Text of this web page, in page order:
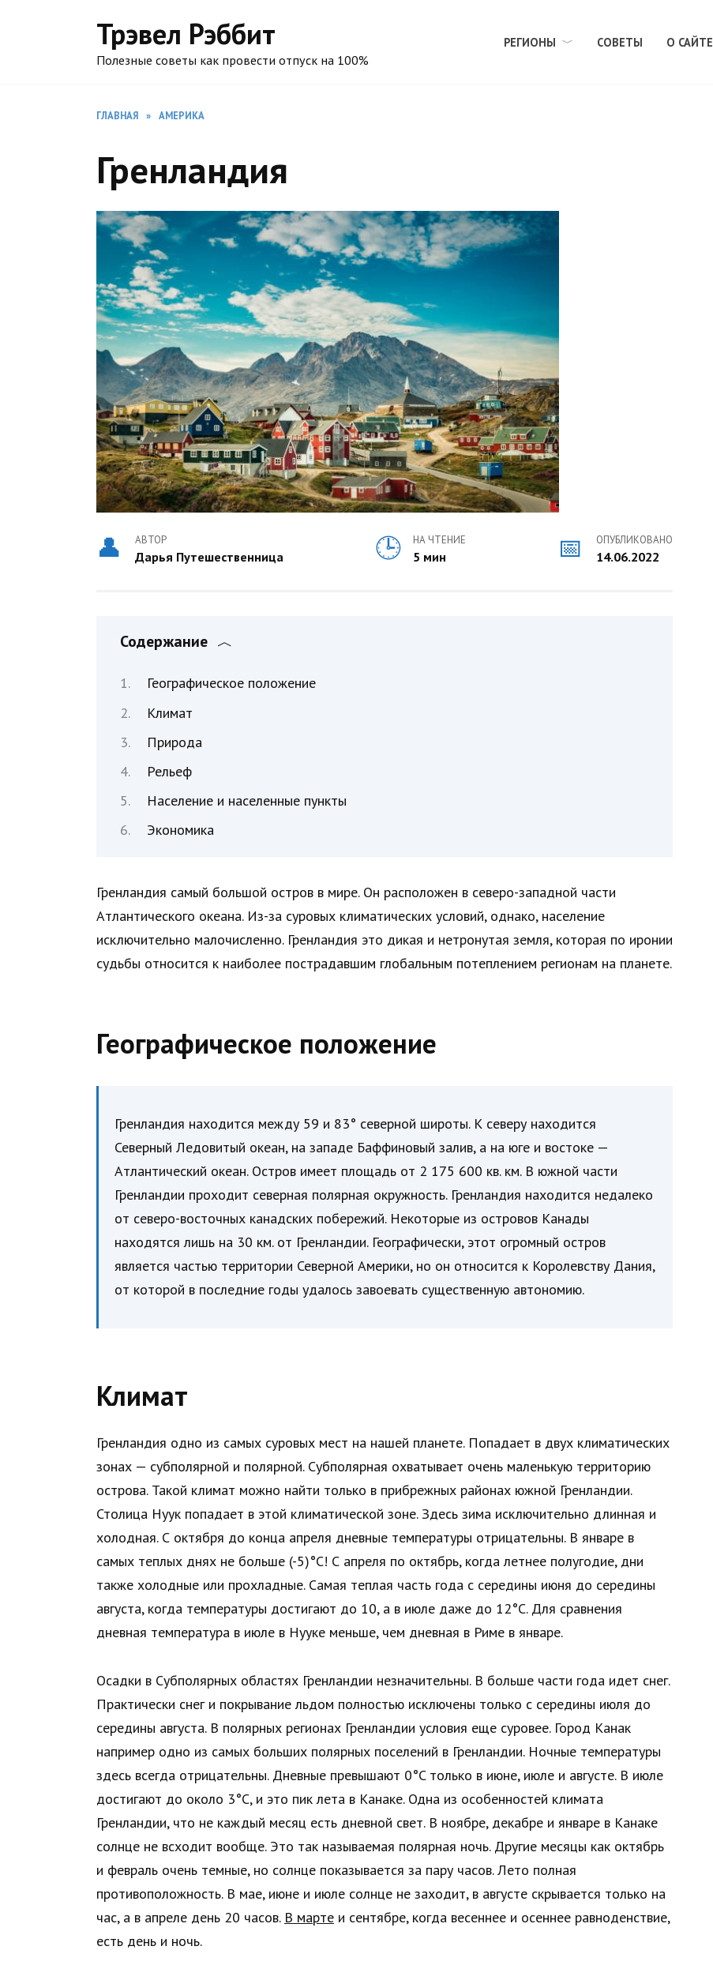
Трэвел Рэббит
Полезные советы как провести отпуск на 100%
РЕГИОНЫ СОВЕТЫ О САЙТЕ
ГЛАВНАЯ » АМЕРИКА
Гренландия
АВТОР
Дарья Путешественница
НА ЧТЕНИЕ
5 мин
ОПУБЛИКОВАНО
14.06.2022
Содержание
Географическое положение
Климат
Природа
Рельеф
Население и населенные пункты
Экономика
Гренландия самый большой остров в мире. Он расположен в северо-западной части
Атлантического океана. Из-за суровых климатических условий, однако, население
исключительно малочисленно. Гренландия это дикая и нетронутая земля, которая по иронии
судьбы относится к наиболее пострадавшим глобальным потеплением регионам на планете.
Географическое положение
Гренландия находится между 59 и 83° северной широты. К северу находится
Северный Ледовитый океан, на западе Баффиновый залив, а на юге и востоке —
Атлантический океан. Остров имеет площадь от 2 175 600 кв. км. В южной части
Гренландии проходит северная полярная окружность. Гренландия находится недалеко
от северо-восточных канадских побережий. Некоторые из островов Канады
находятся лишь на 30 км. от Гренландии. Географически, этот огромный остров
является частью территории Северной Америки, но он относится к Королевству Дания,
от которой в последние годы удалось завоевать существенную автономию.
Климат
Гренландия одно из самых суровых мест на нашей планете. Попадает в двух климатических
зонах — субполярной и полярной. Субполярная охватывает очень маленькую территорию
острова. Такой климат можно найти только в прибрежных районах южной Гренландии.
Столица Нуук попадает в этой климатической зоне. Здесь зима исключительно длинная и
холодная. С октября до конца апреля дневные температуры отрицательны. В январе в
самых теплых днях не больше (-5)°C! С апреля по октябрь, когда летнее полугодие, дни
также холодные или прохладные. Самая теплая часть года с середины июня до середины
августа, когда температуры достигают до 10, а в июле даже до 12°C. Для сравнения
дневная температура в июле в Нууке меньше, чем дневная в Риме в январе.
Осадки в Субполярных областях Гренландии незначительны. В больше части года идет снег.
Практически снег и покрывание льдом полностью исключены только с середины июля до
середины августа. В полярных регионах Гренландии условия еще суровее. Город Канак
например одно из самых больших полярных поселений в Гренландии. Ночные температуры
здесь всегда отрицательны. Дневные превышают 0°C только в июне, июле и августе. В июле
достигают до около 3°C, и это пик лета в Канаке. Одна из особенностей климата
Гренландии, что не каждый месяц есть дневной свет. В ноябре, декабре и январе в Канаке
солнце не всходит вообще. Это так называемая полярная ночь. Другие месяцы как октябрь
и февраль очень темныe, но солнце показывается за пару часов. Лето полная
противоположность. В мае, июне и июле солнце не заходит, в августе скрывается только на
час, а в апреле день 20 часов. В марте и сентябре, когда весеннее и осеннее равноденствие,
есть день и ночь.